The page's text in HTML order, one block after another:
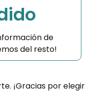
de
del resto!
¡Gracias por elegir